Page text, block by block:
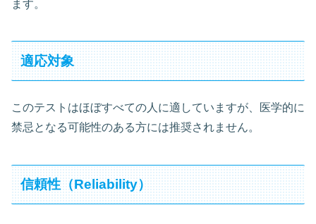
ます。
適応対象
このテストはほぼすべての人に適していますが、医学的に
禁忌となる可能性のある方には推奨されません。
信頼性（Reliability）